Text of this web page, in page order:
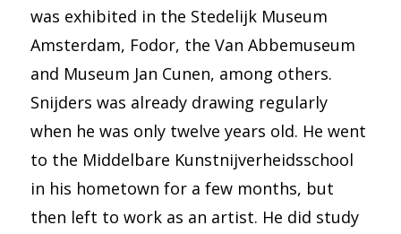
was exhibited in the Stedelijk Museum
Amsterdam, Fodor, the Van Abbemuseum
and Museum Jan Cunen, among others.
Snijders was already drawing regularly
when he was only twelve years old. He went
to the Middelbare Kunstnijverheidsschool
in his hometown for a few months, but
then left to work as an artist. He did study